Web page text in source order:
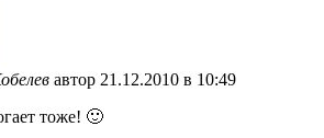
автор 21.12.2010 в 10:49
тоже! 🙂